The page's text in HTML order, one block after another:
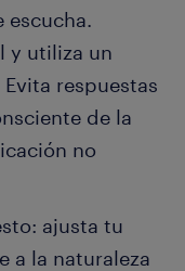
escucha.
y utiliza un
respuestas
de la
no
ajusta tu
a la naturaleza